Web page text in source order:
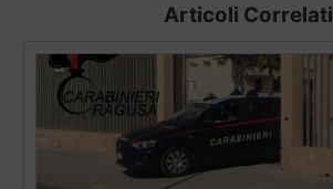
Articoli Correlati